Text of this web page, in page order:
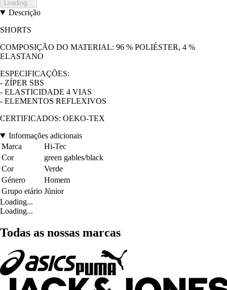
Loading...
Descrição
SHORTS
COMPOSIÇÃO DO MATERIAL: 96 % POLIÉSTER, 4 %
ELASTANO
ESPECIFICAÇÕES:
- ZÍPER SBS
- ELASTICIDADE 4 VIAS
- ELEMENTOS REFLEXIVOS
CERTIFICADOS: OEKO-TEX
Informações adicionais
Marca
Hi-Tec
Cor
green gables/black
Cor
Verde
Género
Homem
Grupo etário Júnior
Loading...
Loading...
Todas as nossas marcas